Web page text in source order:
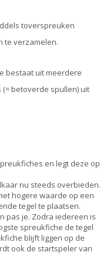
toverspreuken
te verzamelen.
bestaat uit meerdere
betoverde spullen) uit
en legt deze op
nu steeds overbieden.
hogere waarde op een
tegel te plaatsen.
pas je. Zodra iedereen is
spreukfiche de tegel
blijft liggen op de
ook de startspeler van